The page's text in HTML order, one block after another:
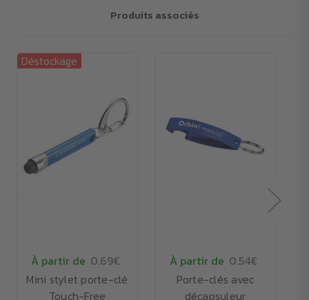
Produits associés
Déstockage
À partir de 0.69€
Mini stylet porte-clé
Touch-Free
À partir de 0.54€
Porte-clés avec
décapsuleur